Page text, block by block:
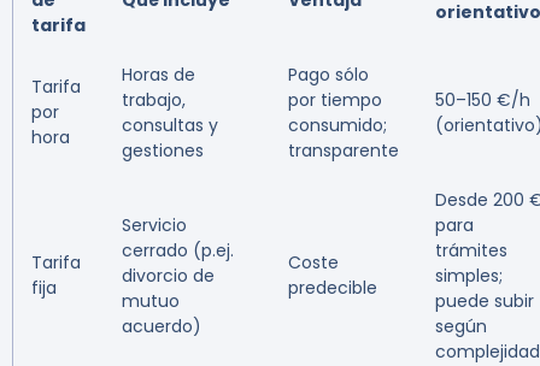
tarifa
orientativo
Tarifa
por
hora
Horas de
trabajo,
consultas y
gestiones
Pago sólo
por tiempo
consumido;
transparente
50–150 €/h
Tarifa
fija
Servicio
cerrado (p.ej.
divorcio de
mutuo
acuerdo)
Coste
predecible
Desde 200
para
trámites
simples;
puede subir
según
complejidad